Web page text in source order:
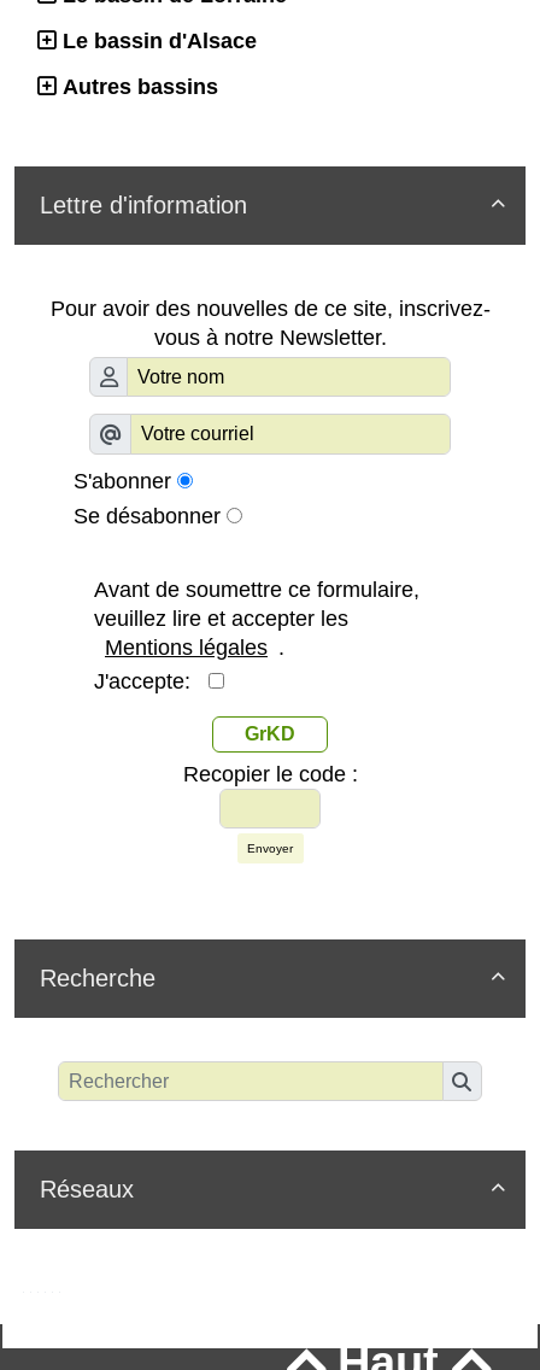
Le bassin d'Alsace
Autres bassins

Lettre d'information
Pour avoir des nouvelles de ce site, inscrivez-
vous à notre Newsletter.
S'abonner
Se désabonner
Avant de soumettre ce formulaire,
veuillez lire et accepter les
Mentions légales .
J'accepte:
GrKD
Recopier le code :
Envoyer

Recherche

Réseaux